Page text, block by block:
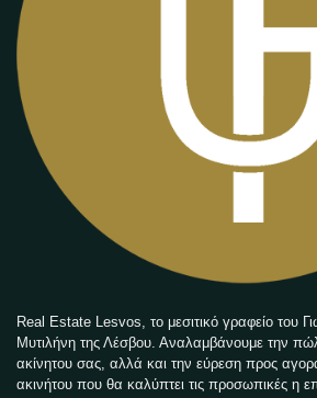
Real Estate Lesvos, το μεσιτικό γραφείο του
Μυτιλήνη της Λέσβου. Αναλαμβάνουμε την
ακίνητου σας, αλλά και την εύρεση προς
ακινήτου που θα καλύπτει τις προσωπικές η